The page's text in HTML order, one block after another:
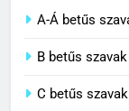
A-Á betűs
B betűs
C betűs